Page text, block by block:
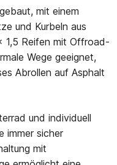
mit einem
und Kurbeln aus
1,5 Reifen mit Offroad-
Wege geeignet,
Abrollen auf Asphalt
und individuell
immer sicher
mit